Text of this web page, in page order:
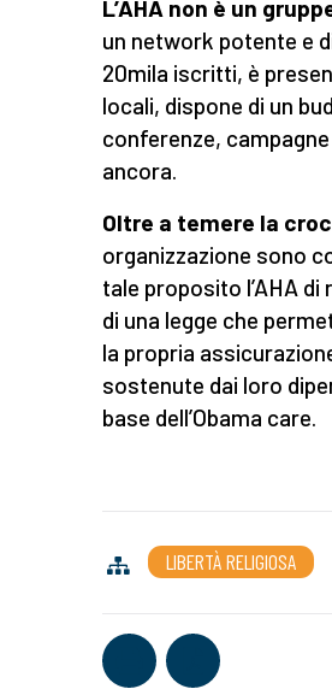
L’AHA non è un
un network potente e
20mila iscritti, è
locali, dispone di un
conferenze,
ancora.
Oltre a temere la
organizzazione sono
tale proposito l’AHA
di una legge che
la propria
sostenute dai loro
base dell’Obama care.
LIBERTÀ RELIGIOSA